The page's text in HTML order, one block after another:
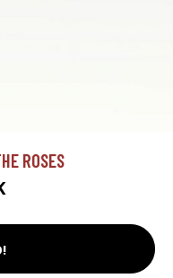
ROSES